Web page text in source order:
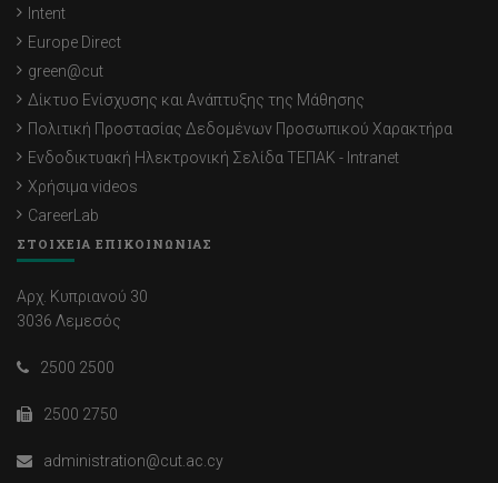
Intent
Europe Direct
green@cut
Δίκτυο Ενίσχυσης και Ανάπτυξης της Μάθησης
Πολιτική Προστασίας Δεδομένων Προσωπικού Χαρακτήρα
Ενδοδικτυακή Ηλεκτρονική Σελίδα ΤΕΠΑΚ - Intranet
Χρήσιμα videos
CareerLab
ΣΤΟΙΧΕΙΑ ΕΠΙΚΟΙΝΩΝΙΑΣ
Αρχ. Κυπριανού 30
3036 Λεμεσός
2500 2500
2500 2750
administration@cut.ac.cy